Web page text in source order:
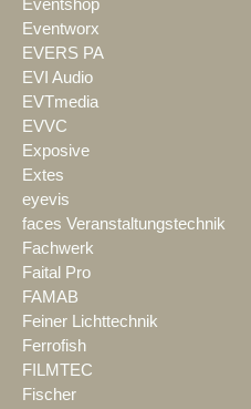
Eventshop
Eventworx
EVERS PA
EVI Audio
EVTmedia
EVVC
Exposive
Extes
eyevis
faces Veranstaltungstechnik
Fachwerk
Faital Pro
FAMAB
Feiner Lichttechnik
Ferrofish
FILMTEC
Fischer